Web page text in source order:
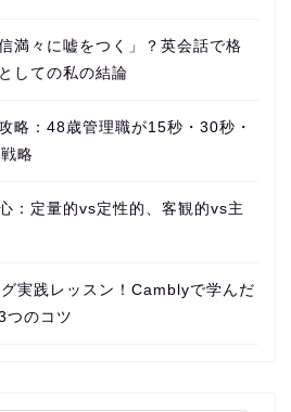
満々に嘘をつく」？英会話で格
しての私の結論
略：48歳管理職が15秒・30秒・
略
：定量的vs定性的、客観的vs主
実践レッスン！Camblyで学んだ
つのコツ